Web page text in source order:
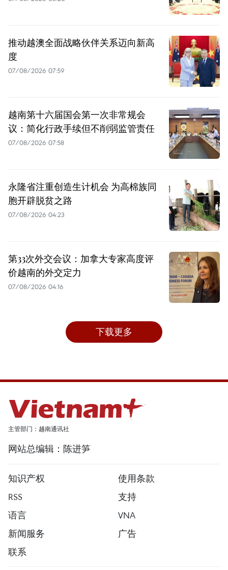
推动越澳全面战略伙伴关系迈向新高
度
07/08/2026 07:59
越南第十六届国会第一次非常规会
议：简化行政手续但不削弱监管责任
07/08/2026 07:58
永隆省注重创造生计机会 为高棉族同
胞开辟脱贫之路
07/08/2026 04:23
第33次外交会议：加拿大专家高度评
价越南的外交定力
07/08/2026 04:16
下载更多
主管部门：越南通讯社
网站总编辑：陈进笋
知识产权
使用条款
RSS
支持
语言
VNA
新闻服务
广告
联系